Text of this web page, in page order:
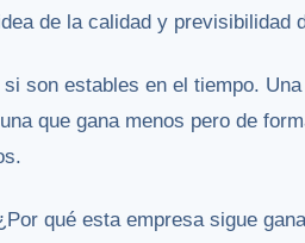
de la calidad y previsibilidad
son estables en el tiempo.
que gana menos pero de
qué esta empresa sigue